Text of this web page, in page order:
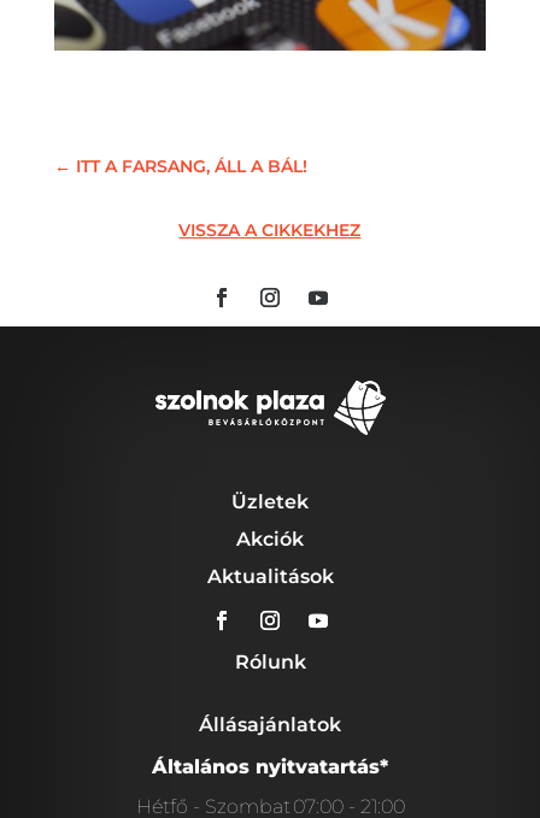
← ITT A FARSANG, ÁLL A BÁL!
VISSZA A CIKKEKHEZ
Üzletek
Akciók
Aktualitások
Rólunk
Állásajánlatok
Általános nyitvatartás*
Hétfő - Szombat 07:00 - 21:00